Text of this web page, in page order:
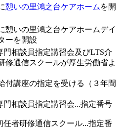
憩いの里鴻之台ケアホーム を開
憩いの里鴻之台ケアホームデイ
ーを開設
門相談員指定講習会及びLTS介
修通信スクールが厚生労働省よ
付講座の指定を受ける（３年間
門相談員指定講習会...指定番号
任者研修通信スクール...指定番